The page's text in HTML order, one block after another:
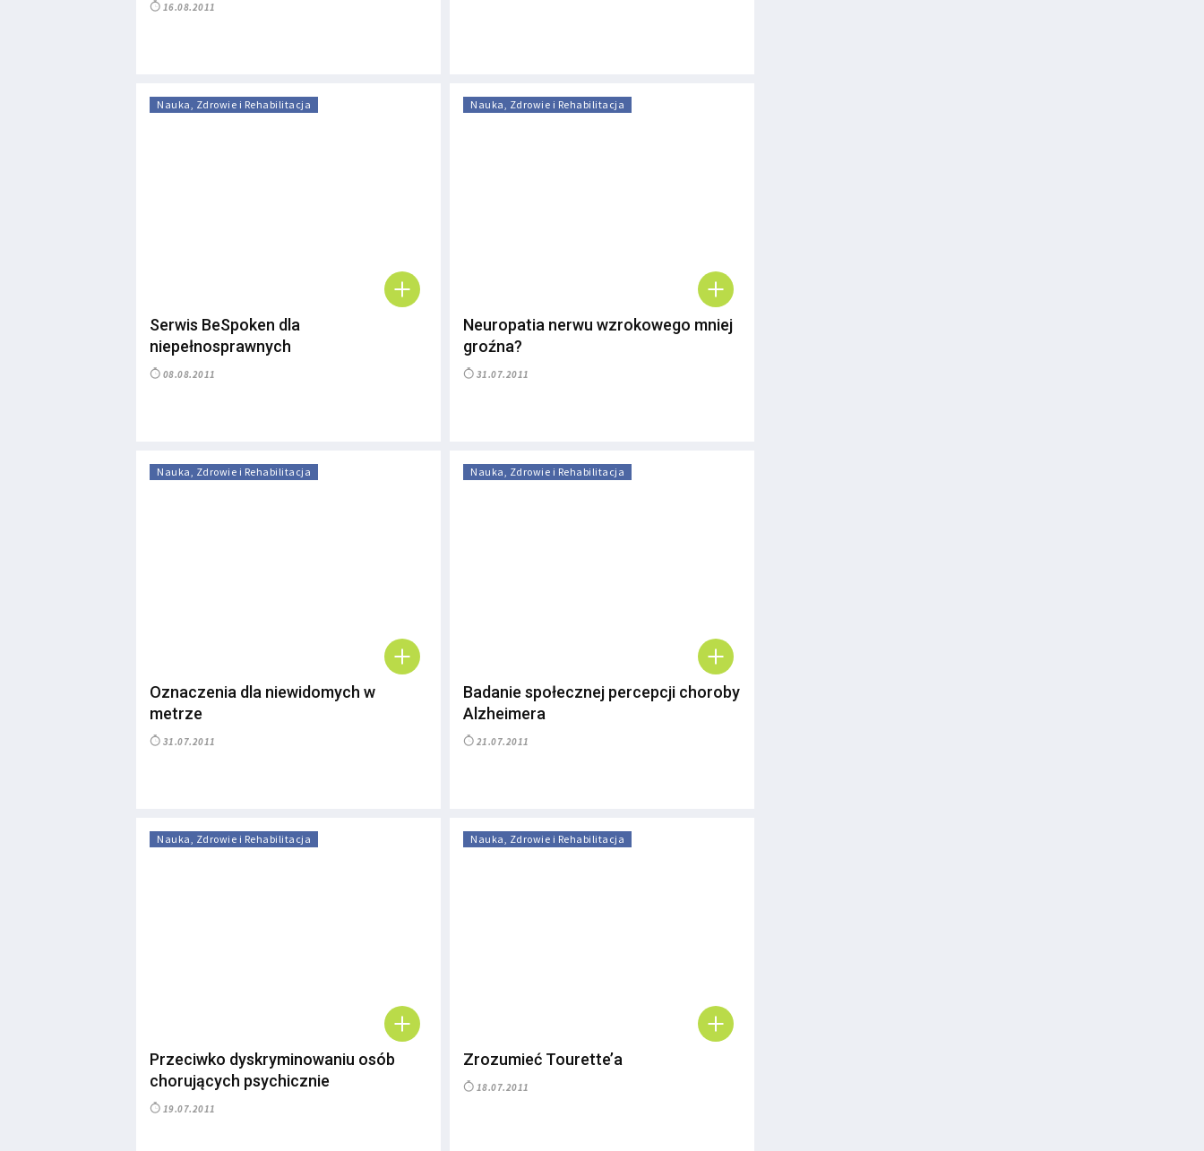
16.08.2011
Nauka, Zdrowie i Rehabilitacja
Serwis BeSpoken dla
niepełnosprawnych
08.08.2011
Nauka, Zdrowie i Rehabilitacja
Neuropatia nerwu wzrokowego mniej
groźna?
31.07.2011
Nauka, Zdrowie i Rehabilitacja
Oznaczenia dla niewidomych w
metrze
31.07.2011
Nauka, Zdrowie i Rehabilitacja
Badanie społecznej percepcji choroby
Alzheimera
21.07.2011
Nauka, Zdrowie i Rehabilitacja
Przeciwko dyskryminowaniu osób
chorujących psychicznie
19.07.2011
Nauka, Zdrowie i Rehabilitacja
Zrozumieć Tourette’a
18.07.2011